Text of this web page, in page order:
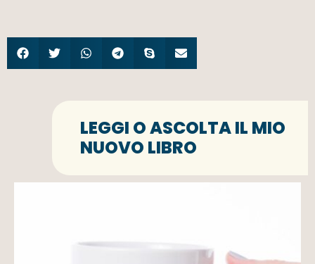
LEGGI O ASCOLTA IL MIO
NUOVO LIBRO